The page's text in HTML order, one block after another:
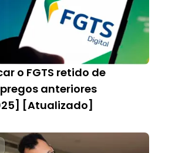
o FGTS retido de
anteriores
[Atualizado]